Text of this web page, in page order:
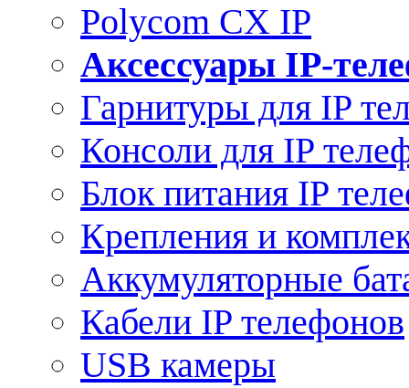
Polycom CX IP
Аксессуары IP-
Гарнитуры для IP
Консоли для IP
Блок питания IP
Крепления и
Аккумуляторные
Кабели IP телефонов
USB камеры